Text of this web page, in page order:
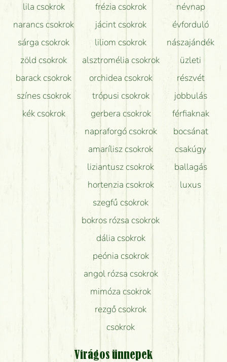
lila csokrok
narancs csokrok
sárga csokrok
zöld csokrok
barack csokrok
színes csokrok
kék csokrok
frézia csokrok
jácint csokrok
liliom csokrok
alsztromélia csokrok
orchidea csokrok
trópusi csokrok
gerbera csokrok
napraforgó csokrok
amarílisz csokrok
liziantusz csokrok
hortenzia csokrok
szegfű csokrok
bokros rózsa csokrok
dália csokrok
peónia csokrok
angol rózsa csokrok
mimóza csokrok
rezgő csokrok
csokrok
névnap
évforduló
nászajándék
üzleti
részvét
jobbulás
férfiaknak
bocsánat
csakúgy
ballagás
luxus
Virágos ünnepek